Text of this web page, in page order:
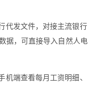
代发文件，对接主流银行
据，可直接导入自然人电
机端查看每月工资明细、